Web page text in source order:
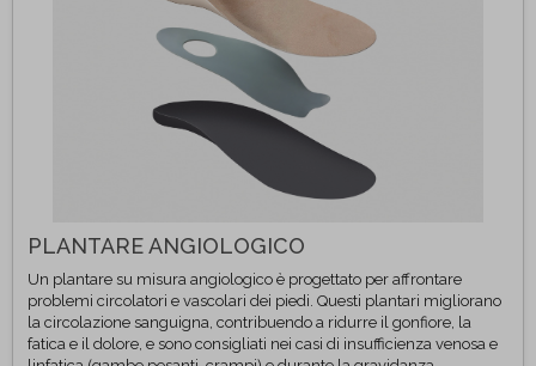
PLANTARE ANGIOLOGICO
Un plantare su misura angiologico è progettato per affrontare
problemi circolatori e vascolari dei piedi. Questi plantari migliorano
la circolazione sanguigna, contribuendo a ridurre il gonfiore, la
fatica e il dolore, e sono consigliati nei casi di insufficienza venosa e